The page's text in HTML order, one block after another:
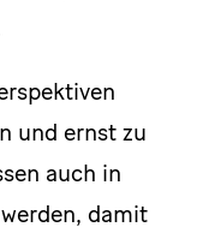
und ernst zu
auch in
damit